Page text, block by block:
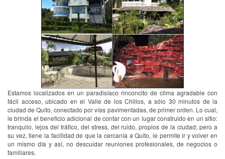
Estamos localizados en un paradisíaco rinconcito de clima agradable con
fácil acceso, ubicado en el Valle de los Chillos, a sólo 30 minutos de la
ciudad de Quito, conectado por vías pavimentadas, de primer orden. Lo cual,
le brinda el beneficio adicional de contar con un lugar construido en un sitio:
tranquilo, lejos del tráfico, del stress, del ruido, propios de la ciudad; pero a
su vez, tiene la facilidad de que la cercanía a Quito, le permite ir y volver en
un mismo día y así, no descuidar reuniones profesionales, de negocios o
familiares.